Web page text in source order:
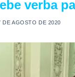
verba
DE AGOSTO DE 2020